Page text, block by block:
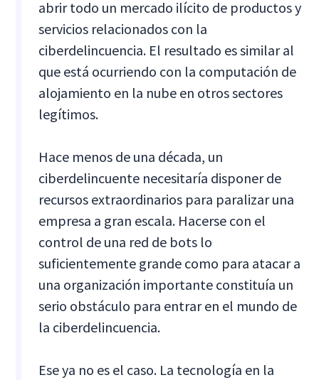
abrir todo un mercado ilícito de productos y
servicios relacionados con la
ciberdelincuencia. El resultado es similar al
que está ocurriendo con la computación de
alojamiento en la nube en otros sectores
legítimos.
Hace menos de una década, un
ciberdelincuente necesitaría disponer de
recursos extraordinarios para paralizar una
empresa a gran escala. Hacerse con el
control de una red de bots lo
suficientemente grande como para atacar a
una organización importante constituía un
serio obstáculo para entrar en el mundo de
la ciberdelincuencia.
Ese ya no es el caso. La tecnología en la